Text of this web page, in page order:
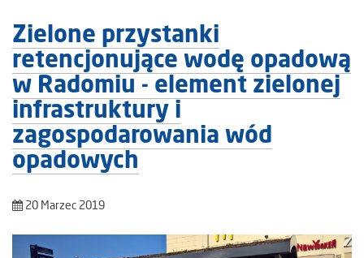
Zielone przystanki
retencjonujące wodę opadową
w Radomiu - element zielonej
infrastruktury i
zagospodarowania wód
opadowych
20 Marzec 2019